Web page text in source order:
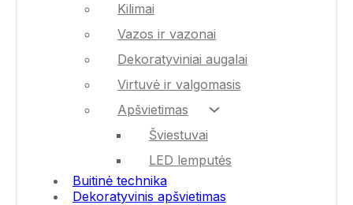
Kilimai
Vazos ir vazonai
Dekoratyviniai augalai
Virtuvė ir valgomasis
Apšvietimas
Šviestuvai
LED lemputės
Buitinė technika
Dekoratyvinis apšvietimas